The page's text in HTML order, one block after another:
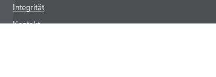
Integrität
Kontakt